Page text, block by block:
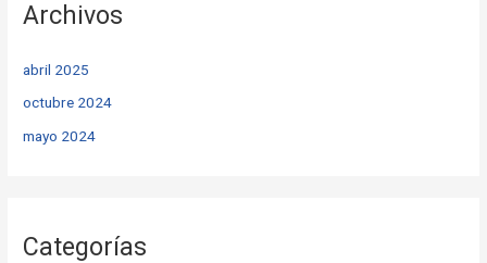
Archivos
abril 2025
octubre 2024
mayo 2024
Categorías